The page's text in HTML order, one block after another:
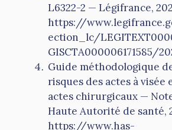
L6322-2 — Légifrance,
https://
ection_lc/
GISCTA000006171585/
Guide méthodologique
risques des actes à
actes chirurgicaux —
Haute Autorité de santé,
https://www.has-